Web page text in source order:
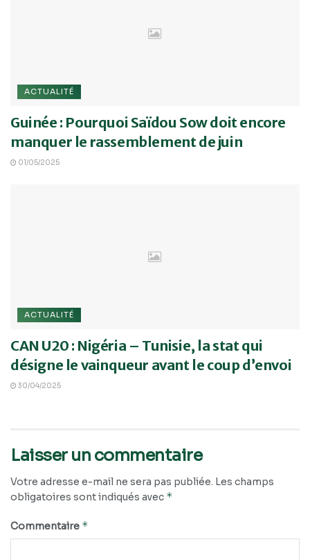
ACTUALITÉ
Guinée : Pourquoi Saïdou Sow doit encore
manquer le rassemblement de juin
01/05/2025
ACTUALITÉ
CAN U20 : Nigéria – Tunisie, la stat qui
désigne le vainqueur avant le coup d’envoi
30/04/2025
Laisser un commentaire
Votre adresse e-mail ne sera pas publiée. Les champs
obligatoires sont indiqués avec *
Commentaire *